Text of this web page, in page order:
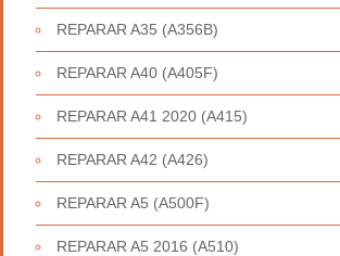
REPARAR A35 (A356B)
REPARAR A40 (A405F)
REPARAR A41 2020 (A415)
REPARAR A42 (A426)
REPARAR A5 (A500F)
REPARAR A5 2016 (A510)